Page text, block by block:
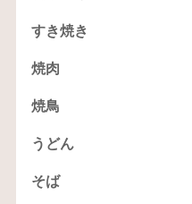
すき焼き
焼肉
焼鳥
うどん
そば